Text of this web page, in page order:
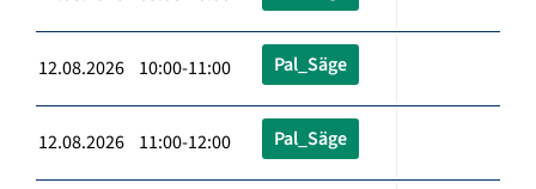
12.08.2026 10:00-11:00 Pal_Säge
12.08.2026 11:00-12:00 Pal_Säge